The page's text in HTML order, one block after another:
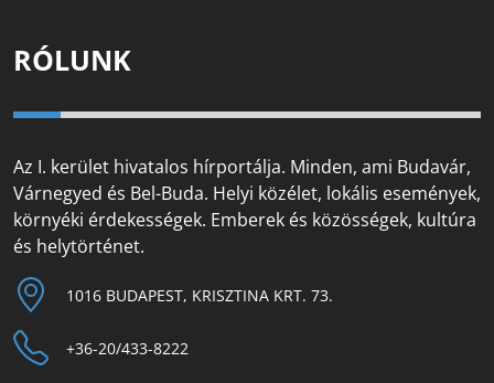
RÓLUNK
Az I. kerület hivatalos hírportálja. Minden, ami Budavár,
Várnegyed és Bel-Buda. Helyi közélet, lokális események,
környéki érdekességek. Emberek és közösségek, kultúra
és helytörténet.
1016 BUDAPEST, KRISZTINA KRT. 73.
+36-20/433-8222